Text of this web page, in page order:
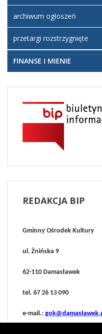
archiwum ogłoszeń
przetargi rozstrzygnięte
FINANSE I MIENIE
REDAKCJABIP
Gminny Ośrodek Kultury
ul. Żnińska 9
62-110 Damasławek
tel. 67 26 13 090
e-mail.: